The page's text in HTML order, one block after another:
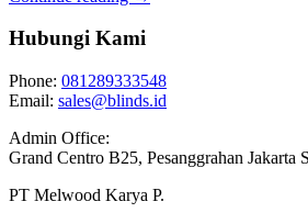
Hubungi Kami
Phone: 081289333548
Email: sales@blinds.id
Admin Office:
Grand Centro B25, Pesanggrahan Jakarta
PT Melwood Karya P.